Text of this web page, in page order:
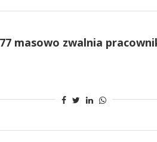
masowo zwalnia